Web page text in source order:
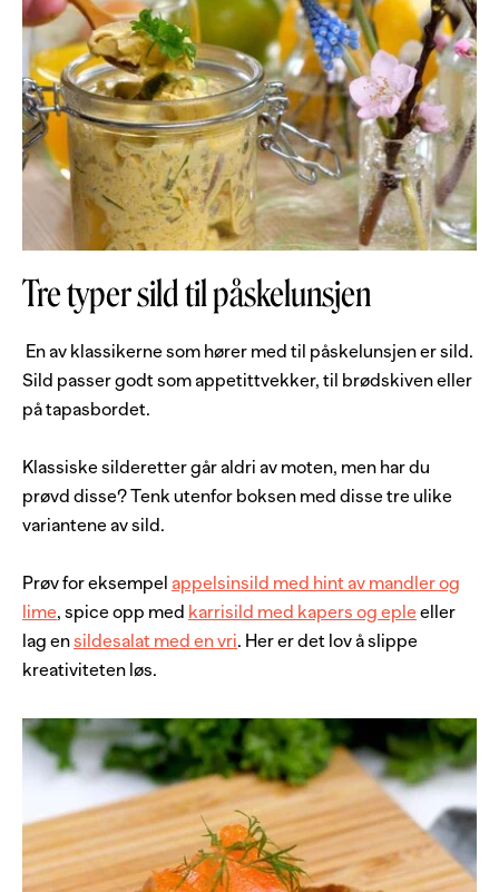
Tre typer sild til påskelunsjen
En av klassikerne som hører med til påskelunsjen er sild.
Sild passer godt som appetittvekker, til brødskiven eller
på tapasbordet.
Klassiske silderetter går aldri av moten, men har du
prøvd disse? Tenk utenfor boksen med disse tre ulike
variantene av sild.
Prøv for eksempel appelsinsild med hint av mandler og
lime, spice opp med karrisild med kapers og eple eller
lag ensildesalat med en vri. Her er det lov å slippe
kreativiteten løs.